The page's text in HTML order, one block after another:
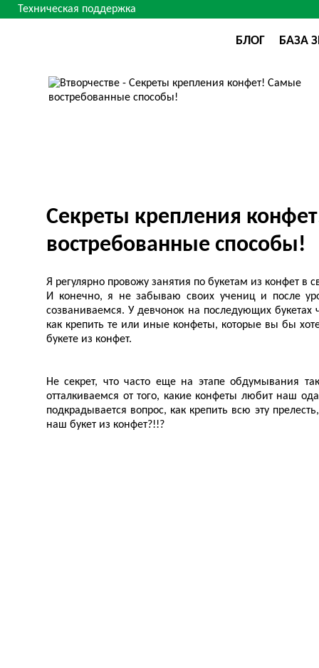
Техническая поддержка
БЛОГ БАЗА
Секреты крепления
востребованные способы!
Я регулярно провожу занятия по букетам из конфет в
И конечно, я не забываю своих учениц и после
созваниваемся. У девчонок на последующих букетах
как крепить те или иные конфеты, которые вы бы
букете из конфет.
Не секрет, что часто еще на этапе обдумывания
отталкиваемся от того, какие конфеты любит наш
подкрадывается вопрос, как крепить всю эту
наш букет из конфет?!!?